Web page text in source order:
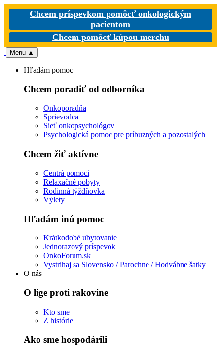
Chcem príspevkom pomôcť onkologickým
pacientom
Chcem pomôcť kúpou merchu
Menu ▲
Hľadám pomoc
Chcem poradiť od odborníka
Onkoporadňa
Sprievodca
Sieť onkopsychológov
Psychologická pomoc pre príbuzných a pozostalých
Chcem žiť aktívne
Centrá pomoci
Relaxačné pobyty
Rodinná týždňovka
Výlety
Hľadám inú pomoc
Krátkodobé ubytovanie
Jednorazový príspevok
OnkoForum.sk
Vystrihaj sa Slovensko / Parochne / Hodvábne šatky
O nás
O lige proti rakovine
Kto sme
Z histórie
Ako sme hospodárili